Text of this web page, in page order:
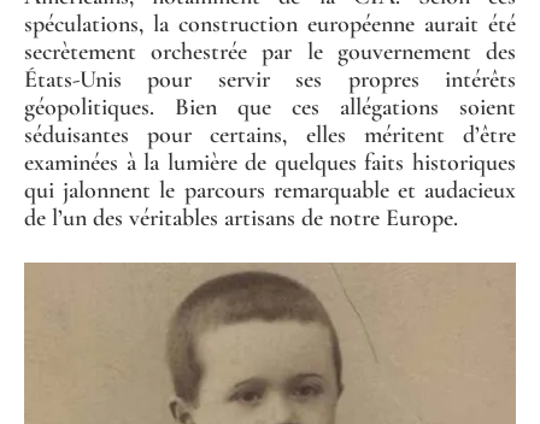
spéculations, la construction européenne aurait été
secrètement orchestrée par le gouvernement des
États-Unis pour servir ses propres intérêts
géopolitiques. Bien que ces allégations soient
séduisantes pour certains, elles méritent d’être
examinées à la lumière de quelques faits historiques
qui jalonnent le parcours remarquable et audacieux
de l’un des véritables artisans de notre Europe.